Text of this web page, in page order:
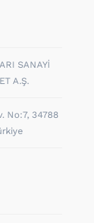
SANAYİ
A.Ş.
No:7, 34788